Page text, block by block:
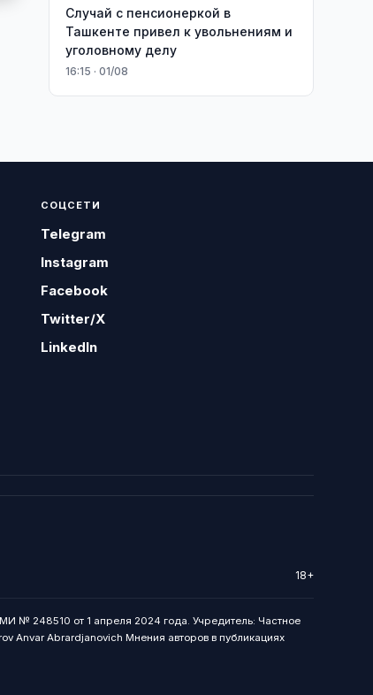
Случай с пенсионеркой в
Ташкенте привел к увольнениям и
уголовному делу
16:15 · 01/08
СОЦСЕТИ
Telegram
Instagram
Facebook
Twitter/X
LinkedIn
18+
№ 248510 от 1 апреля 2024 года. Учредитель: Частное
Anvar Abrardjanovich Мнения авторов в публикациях